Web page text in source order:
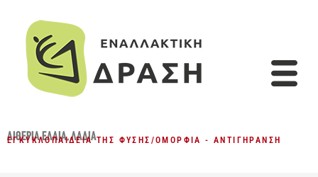
ΑΙΘΈΡΙΑ ΈΛΑΙΑ,ΛΆΔΙΑ
ΕΓΚΥΚΛΟΠΑΊΔΕΙΑ ΤΗΣ ΦΎΣΗΣ /ΟΜΟΡΦΙΆ - ΑΝΤΙΓΉΡΑΝΣΗ